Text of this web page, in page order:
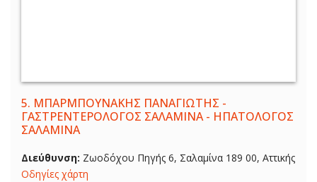
5. ΜΠΑΡΜΠΟΥΝΑΚΗΣ ΠΑΝΑΓΙΩΤΗΣ -
ΓΑΣΤΡΕΝΤΕΡΟΛΟΓΟΣ ΣΑΛΑΜΙΝΑ - ΗΠΑΤΟΛΟΓΟΣ
ΣΑΛΑΜΙΝΑ
Διεύθυνση: Ζωοδόχου Πηγής 6, Σαλαμίνα 189 00, Αττικής
Οδηγίες χάρτη